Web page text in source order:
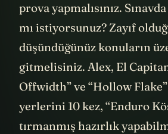
prova yapmalısınız.
mı istiyorsunuz? Zayıf
düşündüğünüz konuların
gitmelisiniz. Alex, El
Offwidth” ve “Hollow Flake”
yerlerini 10 kez, “Enduro
tırmanmış hazırlık